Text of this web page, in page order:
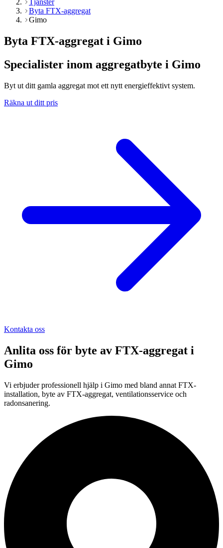
Tjänster
Byta FTX-aggregat
Gimo
Byta FTX-aggregat i Gimo
Specialister inom aggregatbyte i Gimo
Byt ut ditt gamla aggregat mot ett nytt energieffektivt system.
Räkna ut ditt pris
Kontakta oss
Anlita oss för byte av FTX-aggregat i
Gimo
Vi erbjuder professionell hjälp i Gimo med bland annat FTX-
installation, byte av FTX-aggregat, ventilationsservice och
radonsanering.